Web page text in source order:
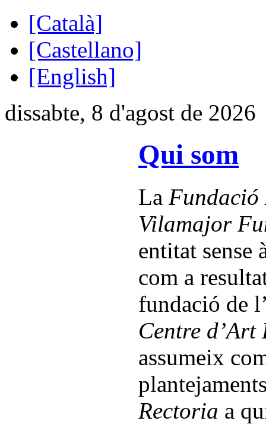
[Català]
[Castellano]
[English]
dissabte, 8 d'agost de 2026
Qui som
La Fundació
Vilamajor
entitat sense
com a
fundació de
Centre
assumeix
Rectoria a